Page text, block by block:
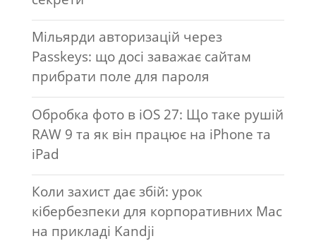
Мільярди авторизацій через
Passkeys: що досі заважає сайтам
прибрати поле для пароля
Обробка фото в iOS 27: Що таке рушій
RAW 9 та як він працює на iPhone та
iPad
Коли захист дає збій: урок
кібербезпеки для корпоративних Mac
на прикладі Kandji